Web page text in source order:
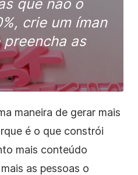
que não o
crie um íman
as
maneira de gerar mais
é o que constrói
mais conteúdo
as pessoas o